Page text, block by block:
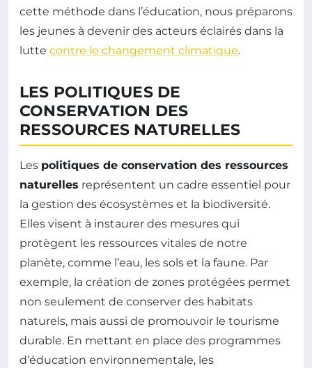
cette méthode dans l’éducation, nous préparons
les jeunes à devenir des acteurs éclairés dans la
lutte contre le changement climatique.
LES POLITIQUES DE
CONSERVATION DES
RESSOURCES NATURELLES
Les politiques de conservation des ressources
naturelles représentent un cadre essentiel pour
la gestion des écosystèmes et la biodiversité.
Elles visent à instaurer des mesures qui
protègent les ressources vitales de notre
planète, comme l’eau, les sols et la faune. Par
exemple, la création de zones protégées permet
non seulement de conserver des habitats
naturels, mais aussi de promouvoir le tourisme
durable. En mettant en place des programmes
d’éducation environnementale, les